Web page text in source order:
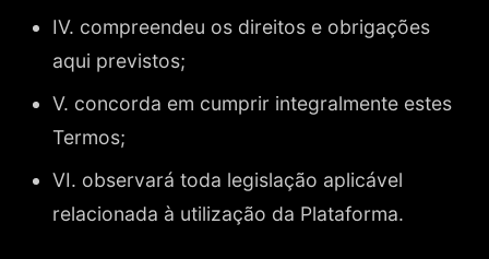
IV. compreendeu os direitos e obrigações
aqui previstos;
V. concorda em cumprir integralmente estes
Termos;
VI. observará toda legislação aplicável
relacionada à utilização da Plataforma.